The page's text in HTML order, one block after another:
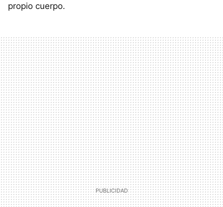
propio cuerpo.